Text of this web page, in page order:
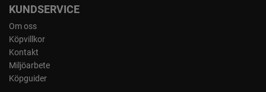
KUNDSERVICE
Om oss
Köpvillkor
Kontakt
Miljöarbete
Köpguider